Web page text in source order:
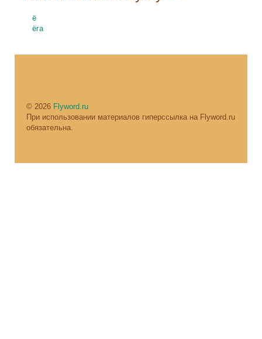
ё
ёга
© 2026 Flyword.ru
При использовании материалов гиперссылка на Flyword.ru
обязательна.